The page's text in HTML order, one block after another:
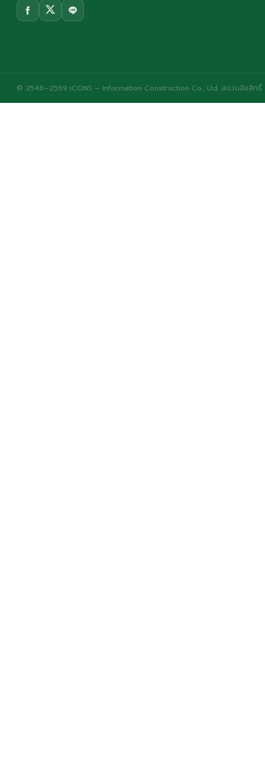
© 2548–2569 iCONS – Information Construction Co., Ltd. สงวนลิขสิทธิ์